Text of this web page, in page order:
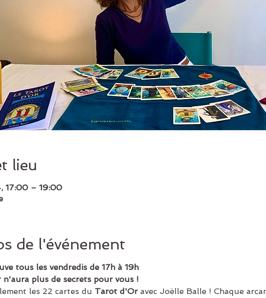
lieu
17:00 – 19:00
de l'événement
tous les vendredis de 17h à 19h
plus de secrets pour vous !
les 22 cartes du Tarot d'Or avec Joëlle Balle ! Chaque